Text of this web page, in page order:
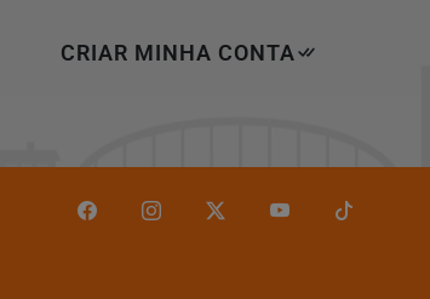
CRIAR MINHA CONTA